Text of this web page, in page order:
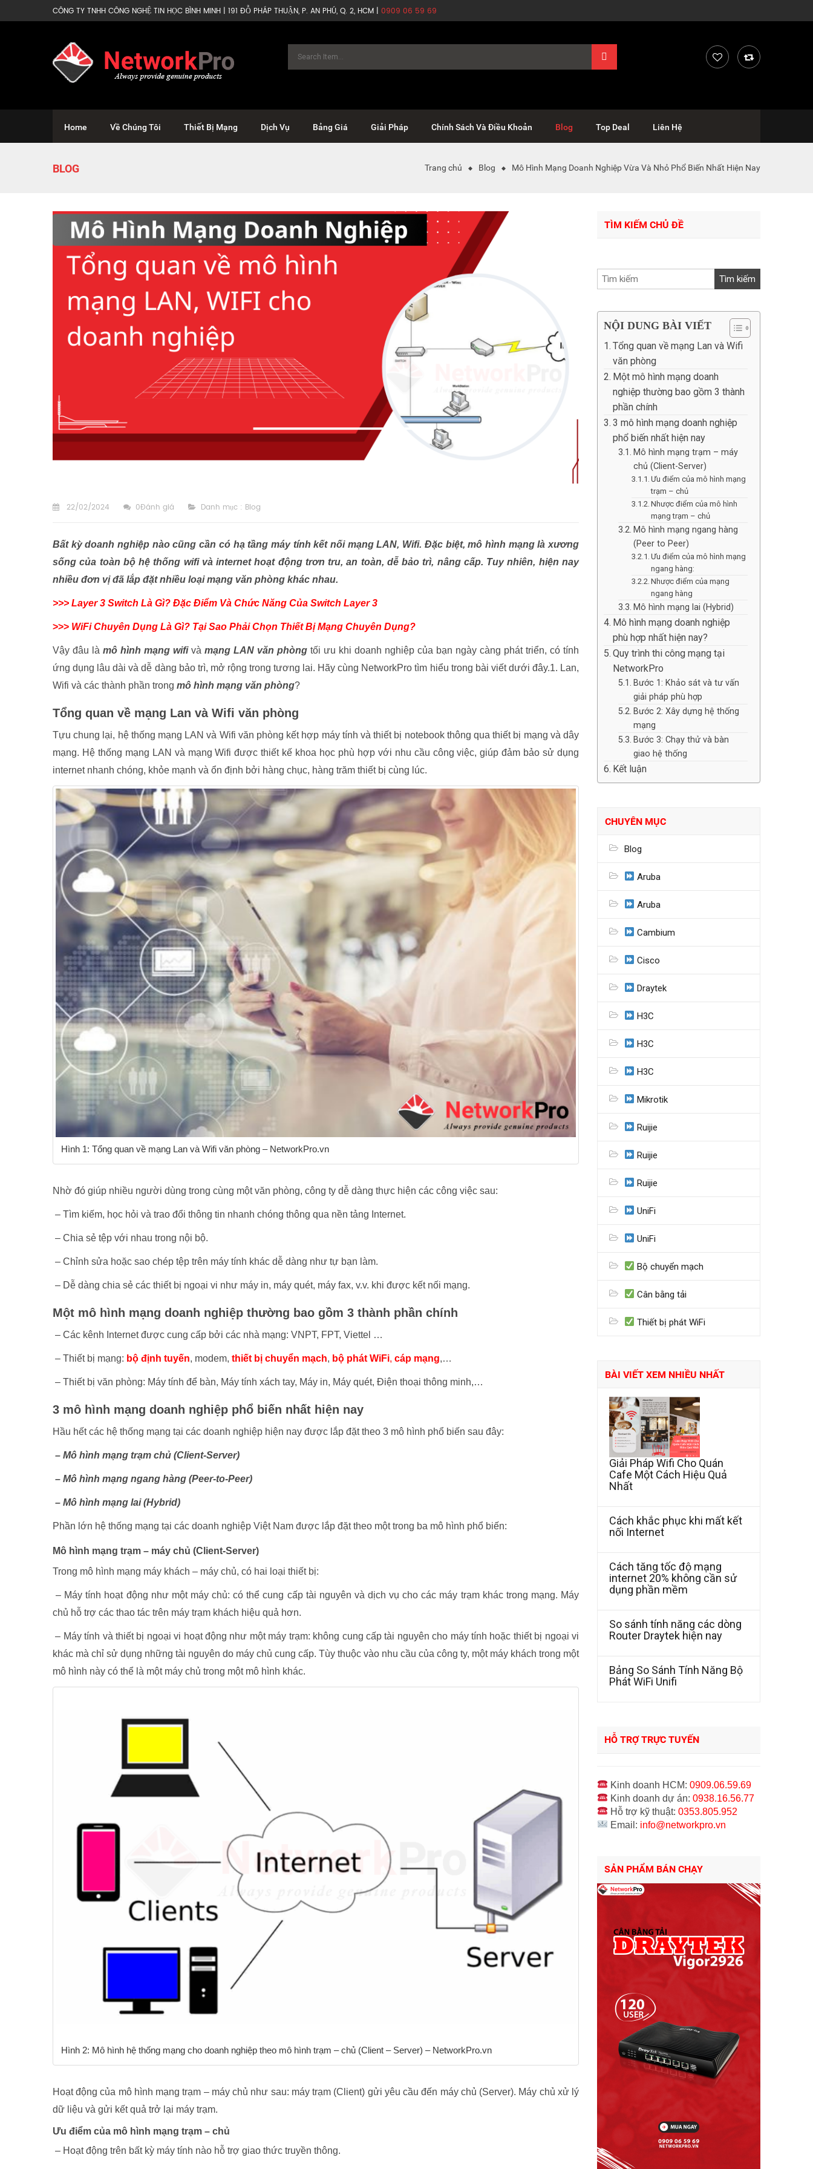
CÔNG TY TNHH CÔNG NGHỆ TIN HỌC BÌNH MINH | 191 ĐỖ PHÁP THUẬN, P. AN PHÚ, Q. 2, HCM | 0909 06 59 69
Home Về Chúng Tôi Thiết Bị Mạng Dịch Vụ Bảng Giá Giải Pháp Chính Sách Và Điều Khoản Blog Top Deal Liên Hệ
BLOG Trang chủ Blog Mô Hình Mạng Doanh Nghiệp Vừa Và Nhỏ Phổ Biến Nhất Hiện Nay
22/02/2024 0Đánh giá Danh mục : Blog
Bất kỳ doanh nghiệp nào cũng cần có hạ tầng máy tính kết nối mạng LAN, Wifi. Đặc biệt, mô hình mạng là xương
sống của toàn bộ hệ thống wifi và internet hoạt động trơn tru, an toàn, dễ bảo trì, nâng cấp. Tuy nhiên, hiện nay
nhiều đơn vị đã lắp đặt nhiều loại mạng văn phòng khác nhau.
>>> Layer 3 Switch Là Gì? Đặc Điểm Và Chức Năng Của Switch Layer 3
>>> WiFi Chuyên Dụng Là Gì? Tại Sao Phải Chọn Thiết Bị Mạng Chuyên Dụng?
Vậy đâu là mô hình mạng wifivà mạng LAN văn phòng tối ưu khi doanh nghiệp của bạn ngày càng phát triển, có tính
ứng dụng lâu dài và dễ dàng bảo trì, mở rộng trong tương lai. Hãy cùng NetworkPro tìm hiểu trong bài viết dưới đây.1. Lan,
Wifi và các thành phần trong mô hình mạng văn phòng?
Tổng quan về mạng Lan và Wifi văn phòng
Tựu chung lại, hệ thống mạng LAN và Wifi văn phòng kết hợp máy tính và thiết bị notebook thông qua thiết bị mạng và dây
mạng. Hệ thống mạng LAN và mạng Wifi được thiết kế khoa học phù hợp với nhu cầu công việc, giúp đảm bảo sử dụng
internet nhanh chóng, khỏe mạnh và ổn định bởi hàng chục, hàng trăm thiết bị cùng lúc.
Hình 1: Tổng quan về mạng Lan và Wifi văn phòng – NetworkPro.vn
Nhờ đó giúp nhiều người dùng trong cùng một văn phòng, công ty dễ dàng thực hiện các công việc sau:
– Tìm kiếm, học hỏi và trao đổi thông tin nhanh chóng thông qua nền tảng Internet.
– Chia sẻ tệp với nhau trong nội bộ.
– Chỉnh sửa hoặc sao chép tệp trên máy tính khác dễ dàng như tự bạn làm.
– Dễ dàng chia sẻ các thiết bị ngoại vi như máy in, máy quét, máy fax, v.v. khi được kết nối mạng.
Một mô hình mạng doanh nghiệp thường bao gồm 3 thành phần chính
– Các kênh Internet được cung cấp bởi các nhà mạng: VNPT, FPT, Viettel …
– Thiết bị mạng: bộ định tuyến, modem, thiết bị chuyển mạch, bộ phát WiFi, cáp mạng,…
– Thiết bị văn phòng: Máy tính để bàn, Máy tính xách tay, Máy in, Máy quét, Điện thoại thông minh,…
3 mô hình mạng doanh nghiệp phổ biến nhất hiện nay
Hầu hết các hệ thống mạng tại các doanh nghiệp hiện nay được lắp đặt theo 3 mô hình phổ biến sau đây:
– Mô hình mạng trạm chủ (Client-Server)
– Mô hình mạng ngang hàng (Peer-to-Peer)
– Mô hình mạng lai (Hybrid)
Phần lớn hệ thống mạng tại các doanh nghiệp Việt Nam được lắp đặt theo một trong ba mô hình phổ biến:
Mô hình mạng trạm – máy chủ (Client-Server)
Trong mô hình mạng máy khách – máy chủ, có hai loại thiết bị:
– Máy tính hoạt động như một máy chủ: có thể cung cấp tài nguyên và dịch vụ cho các máy trạm khác trong mạng. Máy
chủ hỗ trợ các thao tác trên máy trạm khách hiệu quả hơn.
– Máy tính và thiết bị ngoại vi hoạt động như một máy trạm: không cung cấp tài nguyên cho máy tính hoặc thiết bị ngoại vi
khác mà chỉ sử dụng những tài nguyên do máy chủ cung cấp. Tùy thuộc vào nhu cầu của công ty, một máy khách trong một
mô hình này có thể là một máy chủ trong một mô hình khác.
Hình 2: Mô hình hệ thống mạng cho doanh nghiệp theo mô hình trạm – chủ (Client – Server) – NetworkPro.vn
Hoạt động của mô hình mạng trạm – máy chủ như sau: máy trạm (Client) gửi yêu cầu đến máy chủ (Server). Máy chủ xử lý
dữ liệu và gửi kết quả trở lại máy trạm.
Ưu điểm của mô hình mạng trạm – chủ
– Hoạt động trên bất kỳ máy tính nào hỗ trợ giao thức truyền thông.
TÌM KIẾM CHỦ ĐỀ
kiếm:
NỘI DUNG BÀI VIẾT
Tổng quan về mạng Lan và Wifi
văn phòng
Một mô hình mạng doanh
nghiệp thường bao gồm 3 thành
phần chính
3 mô hình mạng doanh nghiệp
phổ biến nhất hiện nay
Mô hình mạng trạm – máy
chủ (Client-Server)
Ưu điểm của mô hình mạng
trạm – chủ
Nhược điểm của mô hình
mạng trạm – chủ
Mô hình mạng ngang hàng
(Peer to Peer)
Ưu điểm của mô hình mạng
ngang hàng:
Nhược điểm của mạng
ngang hàng
Mô hình mạng lai (Hybrid)
Mô hình mạng doanh nghiệp
phù hợp nhất hiện nay?
Quy trình thi công mạng tại
NetworkPro
Bước 1: Khảo sát và tư vấn
giải pháp phù hợp
Bước 2: Xây dựng hệ thống
mạng
Bước 3: Chạy thử và bàn
giao hệ thống
Kết luận
CHUYÊN MỤC
Blog
Aruba
Aruba
Cambium
Cisco
Draytek
H3C
H3C
H3C
Mikrotik
Ruijie
Ruijie
Ruijie
UniFi
UniFi
Bộ chuyển mạch
Cân bằng tải
Thiết bị phát WiFi
BÀI VIẾT XEM NHIỀU NHẤT
Giải Pháp Wifi Cho Quán
Cafe Một Cách Hiệu Quả
Nhất
Cách khắc phục khi mất kết
nối Internet
Cách tăng tốc độ mạng
internet 20% không cần sử
dụng phần mềm
So sánh tính năng các dòng
Router Draytek hiện nay
Bảng So Sánh Tính Năng Bộ
Phát WiFi Unifi
HỖ TRỢ TRỰC TUYẾN
Kinh doanh HCM:0909.06.59.69
Kinh doanh dự án:0938.16.56.77
Hỗ trợ kỹ thuật:0353.805.952
Email: info@networkpro.vn
SẢN PHẨM BÁN CHẠY